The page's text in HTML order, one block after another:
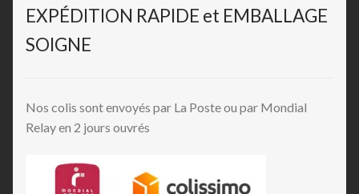
EXPÉDITION RAPIDE et EMBALLAGE
SOIGNE
Nos colis sont envoyés par La Poste ou par Mondial
Relay en 2 jours ouvrés